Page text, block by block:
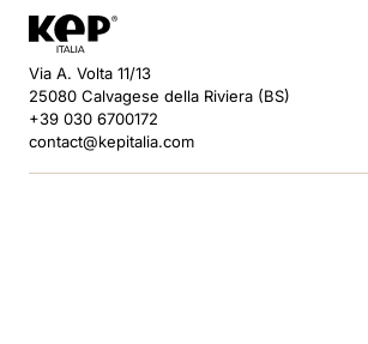
Via A. Volta 11/13
25080 Calvagese della Riviera (BS)
+39 030 6700172
contact@kepitalia.com